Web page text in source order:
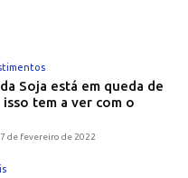
Soja está em queda de
tem a ver com o
de fevereiro de 2022